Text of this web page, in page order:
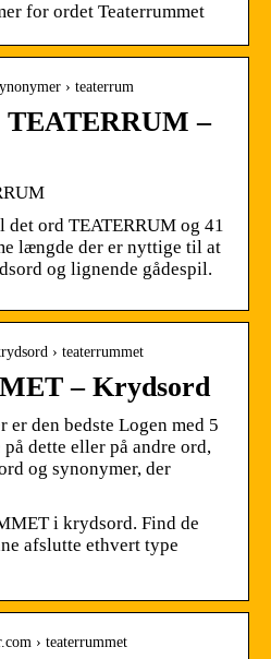
for ordet Teaterrummet
› teaterrum
TEATERRUM –
ord TEATERRUM og 41
længde der er nyttige til at
og lignende gådespil.
› teaterrummet
– Krydsord
er den bedste Logen med 5
dette eller på andre ord,
og synonymer, der
i krydsord. Find de
afslutte ethvert type
› teaterrummet